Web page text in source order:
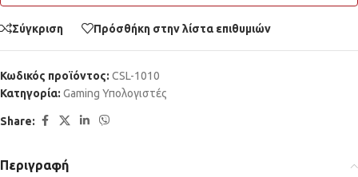
Σύγκριση Πρόσθήκη στην λίστα επιθυμιών
Κωδικός προϊόντος: CSL-1010
Κατηγορία: Gaming Υπολογιστές
Share:
Περιγραφή